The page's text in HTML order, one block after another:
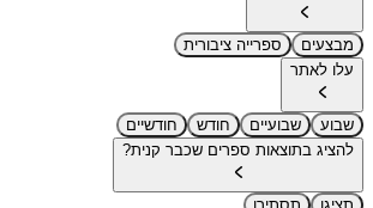
מבצעים
ספרייה ציבורית
עלו לאתר
שבוע שבועיים חודש
חודשיים
להציג בתוצאות ספרים שכבר קנית?